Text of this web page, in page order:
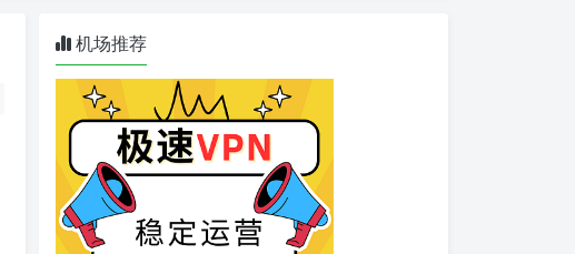
机场推荐